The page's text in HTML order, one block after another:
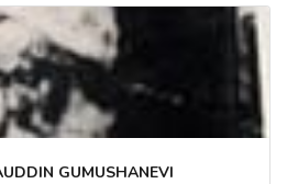
GUMUSHANEVI